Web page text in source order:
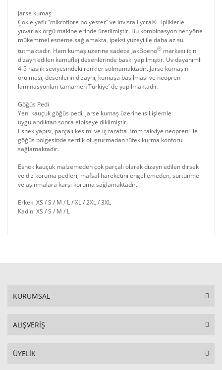
Jarse kumaş
Çok elyaflı "mikrofibre polyester” ve Invista Lycra® ipliklerle
yuvarlak örgü makinelerinde üretilmiştir. Bu kombinasyon her yöne
mükemmel esneme sağlamakta, ipeksi yüzeyi ile daha az su
tutmaktadır. Ham kumaş üzerine sadece JakBoeno® markası için
dizayn edilen kamuflaj desenlerinde baskı yapılmıştır. Uv dayanımlı
4-5 haslık seviyesindeki renkler solmamaktadır. Jarse kumaşın
örülmesi, desenlerin dizaynı, kumaşa basılması ve neopren
laminasyonları tamamen Türkiye’ de yapılmaktadır.
Göğüs Pedi
Yeni kauçuk göğüs pedi, jarse kumaş üzerine ısıl işlemle
uygulandıktan sonra elbiseye dikilmiştir.
Esnek yapısı, parçalı kesimi ve iç tarafta 3mm takviye neopreni ile
göğüs bölgesinde sertlik oluşturmadan tüfek kurma konforu
sağlamaktadır.
Esnek kauçuk malzemeden çok parçalı olarak dizayn edilen dirsek
ve diz koruma pedleri, mafsal hareketini engellemeden, sürtünme
ve aşınmalara karşı koruma sağlamaktadır.
Erkek XS / S / M / L / XL / 2XL / 3XL
Kadın XS / S / M / L
KURUMSAL
ALIŞVERİŞ
ÜYELİK